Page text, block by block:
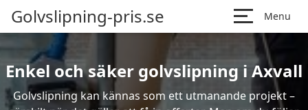
Golvslipning-pris.se Menu
Enkel och säker golvslipning i Axvall
Golvslipning kan kännas som ett utmanande projekt –